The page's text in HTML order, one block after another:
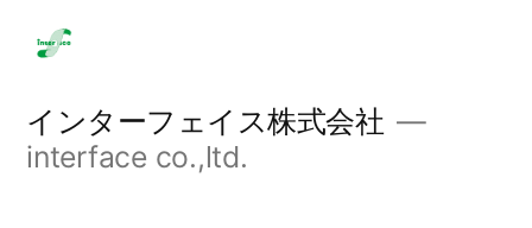
content
インターフェイス株式会社
interface co.,ltd.